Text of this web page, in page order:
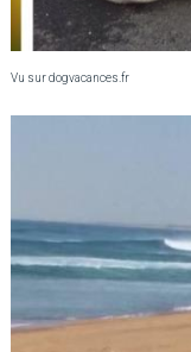
Vu sur dogvacances.fr